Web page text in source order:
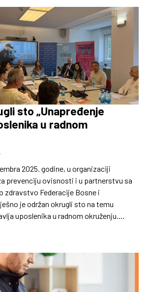
je namijenjena za rukovodioce Službi
za ljudske resurse. Prezentacija i
u četvrtak 27.11.2025. u hotelu Radon
prijava je ograničen, jer su
BESPLATNE. Prijaviti
sto „Unapređenje
u radnom
2025. godine, u organizaciji
prevenciju ovisnosti i u partnerstvu sa
zdravstvo Federacije Bosne i
je održan okrugli sto na temu
uposlenika u radnom okruženju.
u prostorijama Zavoda za javno
rada i socijalne politike, prevencije
medija i drugih relevantnih
bio je podizanje svijesti o važnosti
i sigurnost zaposlenih, što dugoročno